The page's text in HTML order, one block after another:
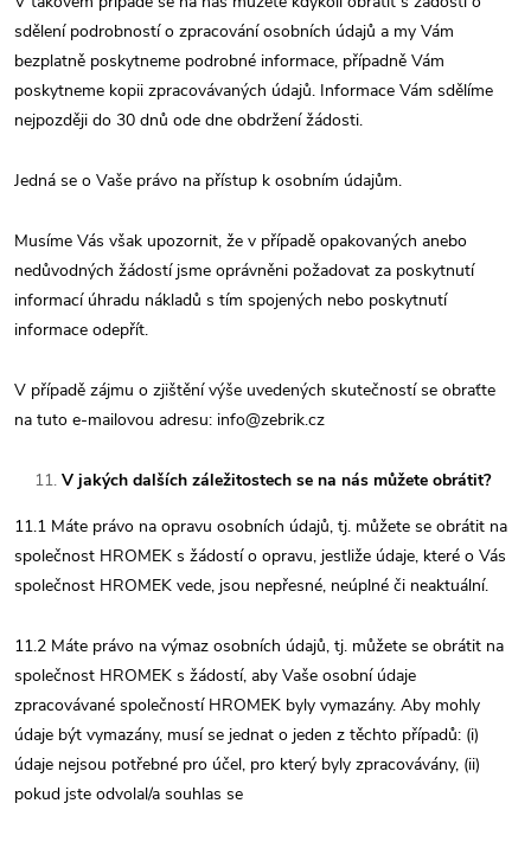
sdělení podrobností o zpracování osobních údajů a my Vám
bezplatně poskytneme podrobné informace, případně Vám
poskytneme kopii zpracovávaných údajů. Informace Vám sdělíme
nejpozději do 30 dnů ode dne obdržení žádosti.
Jedná se o Vaše právo na přístup k osobním údajům.
Musíme Vás však upozornit, že v případě opakovaných anebo
nedůvodných žádostí jsme oprávněni požadovat za poskytnutí
informací úhradu nákladů s tím spojených nebo poskytnutí
informace odepřít.
V případě zájmu o zjištění výše uvedených skutečností se obraťte
na tuto e-mailovou adresu: info@zebrik.cz
V jakých dalších záležitostech se na nás můžete obrátit?
11.1 Máte právo na opravu osobních údajů, tj. můžete se obrátit na
společnost HROMEK s žádostí o opravu, jestliže údaje, které o Vás
společnost HROMEK vede, jsou nepřesné, neúplné či neaktuální.
11.2 Máte právo na výmaz osobních údajů, tj. můžete se obrátit na
společnost HROMEK s žádostí, aby Vaše osobní údaje
zpracovávané společností HROMEK byly vymazány. Aby mohly
údaje být vymazány, musí se jednat o jeden z těchto případů: (i)
údaje nejsou potřebné pro účel, pro který byly zpracovávány, (ii)
pokud jste odvolal/a souhlas se